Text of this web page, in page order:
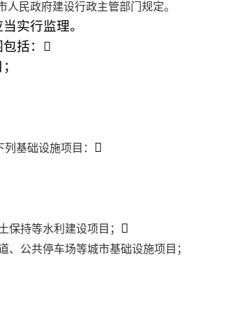
民政府建设行政主管部门规定。
实行监理。
括： 
基础设施项目： 
保持等水利建设项目； 
公共停车场等城市基础设施项目；